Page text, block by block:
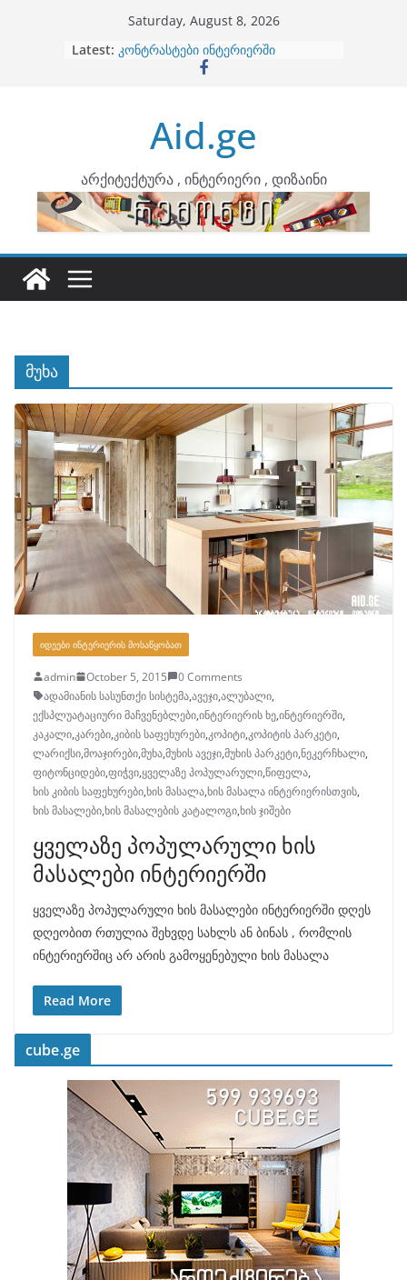
Saturday, August 8, 2026
Latest: ბინების გაერთიანება
კონტრასტები ინტერიერში
ინტერიერის დიზიანი
არტემიდი წარმოგიდგენთ
Aid.ge
არქიტექტურა , ინტერიერი , დიზაინი
მუხა
ᲘᲓᲔᲔᲑᲘ ᲘᲜᲢᲔᲠᲘᲔᲠᲘᲡ ᲛᲝᲡᲐᲬᲧᲝᲑᲐᲗ
admin October 5, 2015
0 Comments
ადამიანის სასუნთქი სისტემა,ავეჯი,ალუბალი,
ექსპლუატაციური მაჩვენებლები,ინტერიერის ხე,ინტერიერში,
კაკალი,კარები,კიბის საფეხურები,კოპიტი,კოპიტის პარკეტი,
ლარიქსი,მოაჯირები,მუხა,მუხის ავეჯი,მუხის პარკეტი,ნეკერჩხალი,
ფიტონციდები,ფიჭვი,ყველაზე პოპულარული,წიფელა,
ხის კიბის საფეხურები,ხის მასალა,ხის მასალა ინტერიერისთვის,
ხის მასალები,ხის მასალების კატალოგი,ხის ჯიშები
ყველაზე პოპულარული ხის
მასალები ინტერიერში
ყველაზე პოპულარული ხის მასალები ინტერიერში დღეს
დღეობით რთულია შეხვდე სახლს ან ბინას , რომლის
ინტერიერშიც არ არის გამოყენებული ხის მასალა
Read More
cube.ge